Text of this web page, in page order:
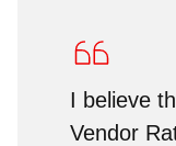
I believe
Vendor